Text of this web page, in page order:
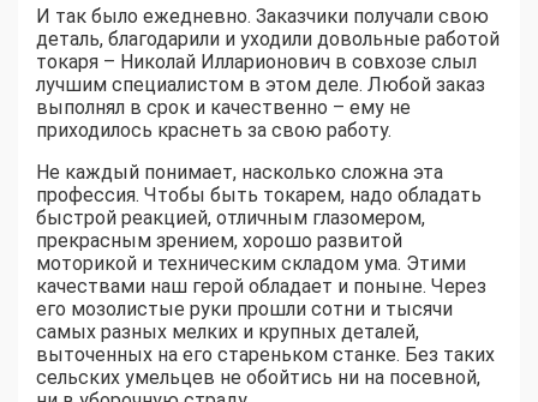
И так было ежедневно. Заказчики получали свою
деталь, благодарили и уходили довольные работой
токаря – Николай Илларионович в совхозе слыл
лучшим специалистом в этом деле. Любой заказ
выполнял в срок и качественно – ему не
приходилось краснеть за свою работу.
Не каждый понимает, насколько сложна эта
профессия. Чтобы быть токарем, надо обладать
быстрой реакцией, отличным глазомером,
прекрасным зрением, хорошо развитой
моторикой и техническим складом ума. Этими
качествами наш герой обладает и поныне. Через
его мозолистые руки прошли сотни и тысячи
самых разных мелких и крупных деталей,
выточенных на его стареньком станке. Без таких
сельских умельцев не обойтись ни на посевной,